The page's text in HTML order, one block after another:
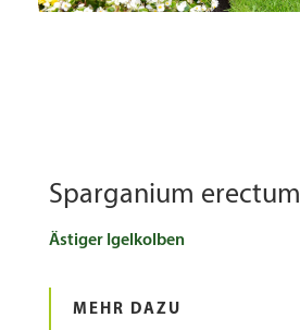
Sparganium erectum
Ästiger Igelkolben
MEHR DAZU